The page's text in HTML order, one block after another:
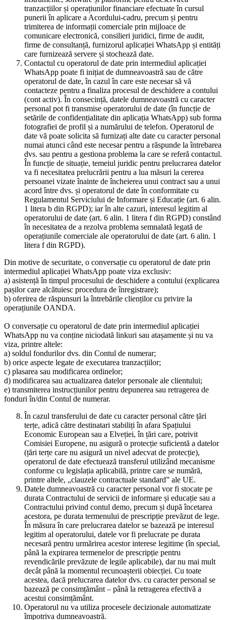
tranzacțiilor și operațiunilor financiare efectuate în cursul
punerii în aplicare a Acordului-cadru, precum și pentru
trimiterea de informații comerciale prin mijloace de
comunicare electronică, consilieri juridici, firme de audit,
firme de consultanță, furnizorul aplicației WhatsApp și entități
care furnizează servere și stochează date.
Contactul cu operatorul de date prin intermediul aplicației
WhatsApp poate fi inițiat de dumneavoastră sau de către
operatorul de date, în cazul în care este necesar să vă
contacteze pentru a finaliza procesul de deschidere a contului
(cont activ). În consecință, datele dumneavoastră cu caracter
personal pot fi transmise operatorului de date (în funcție de
setările de confidențialitate din aplicația WhatsApp) sub forma
fotografiei de profil și a numărului de telefon. Operatorul de
date vă poate solicita să furnizați alte date cu caracter personal
numai atunci când este necesar pentru a răspunde la întrebarea
dvs. sau pentru a gestiona problema la care se referă contactul.
În funcție de situație, temeiul juridic pentru prelucrarea datelor
va fi necesitatea prelucrării pentru a lua măsuri la cererea
persoanei vizate înainte de încheierea unui contract sau a unui
acord între dvs. și operatorul de date în conformitate cu
Regulamentul Serviciului de Informare și Educație (art. 6 alin.
1 litera b din RGPD); iar în alte cazuri, interesul legitim al
operatorului de date (art. 6 alin. 1 litera f din RGPD) constând
în necesitatea de a rezolva problema semnalată legată de
operațiunile comerciale ale operatorului de date (art. 6 alin. 1
litera f din RGPD).
Din motive de securitate, o conversație cu operatorul de date prin
intermediul aplicației WhatsApp poate viza exclusiv:
a) asistență în timpul procesului de deschidere a contului (explicarea
pașilor care alcătuiesc procedura de înregistrare);
b) oferirea de răspunsuri la întrebările clienților cu privire la
operațiunile OANDA.
O conversație cu operatorul de date prin intermediul aplicației
WhatsApp nu va conține niciodată linkuri sau atașamente și nu va
viza, printre altele:
a) soldul fondurilor dvs. din Contul de numerar;
b) orice aspecte legate de executarea tranzacțiilor;
c) plasarea sau modificarea ordinelor;
d) modificarea sau actualizarea datelor personale ale clientului;
e) transmiterea instrucțiunilor pentru depunerea sau retragerea de
fonduri în/din Contul de numerar.
În cazul transferului de date cu caracter personal către țări
terțe, adică către destinatari stabiliți în afara Spațiului
Economic European sau a Elveției, în țări care, potrivit
Comisiei Europene, nu asigură o protecție suficientă a datelor
(țări terțe care nu asigură un nivel adecvat de protecție),
operatorul de date efectuează transferul utilizând mecanisme
conforme cu legislația aplicabilă, printre care se numără,
printre altele, „clauzele contractuale standard” ale UE.
Datele dumneavoastră cu caracter personal vor fi stocate pe
durata Contractului de servicii de informare și educație sau a
Contractului privind contul demo, precum și după încetarea
acestora, pe durata termenului de prescripție prevăzut de lege.
În măsura în care prelucrarea datelor se bazează pe interesul
legitim al operatorului, datele vor fi prelucrate pe durata
necesară pentru urmărirea acestor interese legitime (în special,
până la expirarea termenelor de prescripție pentru
revendicările prevăzute de legile aplicabile), dar nu mai mult
decât până la momentul recunoașterii obiecției. Cu toate
acestea, dacă prelucrarea datelor dvs. cu caracter personal se
bazează pe consimțământ – până la retragerea efectivă a
acestui consimțământ.
Operatorul nu va utiliza procesele decizionale automatizate
împotriva dumneavoastră.